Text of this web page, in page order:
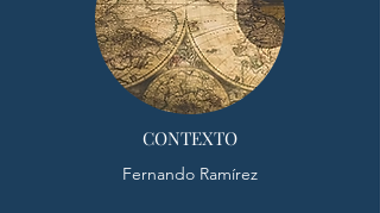
CONTEXTO
Fernando Ramírez